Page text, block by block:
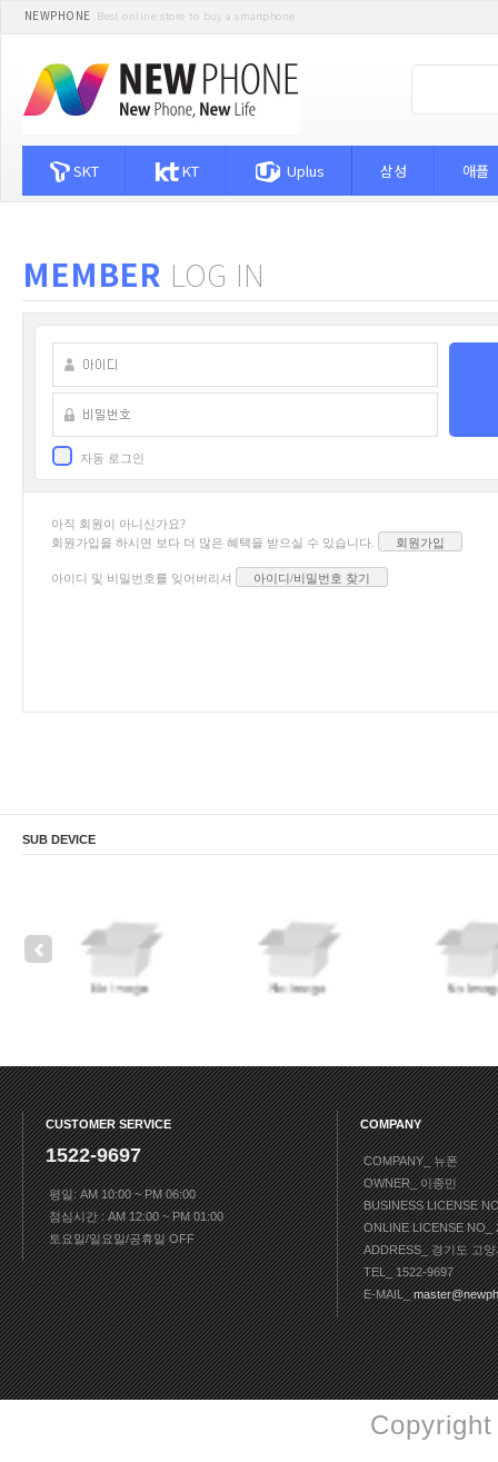
NEWPHONE Best online store to buy a smartphone
SKT KT Uplus 삼성 애플
MEMBER LOG IN
자동 로그인
아직 회원이 아니신가요?
회원가입을 하시면 보다 더 많은 혜택을 받으실 수 있습니다.
회원가입
아이디 및 비밀번호를 잊어버리셔 아이디/비밀번호 찾기
SUB DEVICE
CUSTOMER SERVICE
1522-9697
평일: AM 10:00 ~ PM 06:00
점심시간 : AM 12:00 ~ PM 01:00
토요일/일요일/공휴일 OFF
COMPANY
COMPANY_ 뉴폰
OWNER_ 이종민
BUSINESS LICENSE
ONLINE LICENSE NO_
ADDRESS_ 경기도 고
TEL_ 1522-9697
E-MAIL_